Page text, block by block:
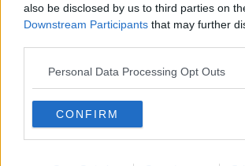
also be disclosed by us to third parties on
Downstream Participants that may further
Personal Data Processing Opt Outs
CONFIRM
Sul posto sono intervenuti l'automedica di
Misericordia di Siena, l'ambulanza della
d'Arbia, l'ambulanza della Pubblica assistenza
i Carabinieri.